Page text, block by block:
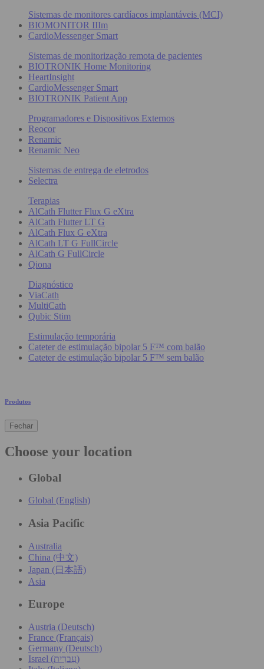
Sistemas de monitores cardíacos implantáveis (MCI)
BIOMONITOR IIIm
CardioMessenger Smart
Sistemas de monitorização remota de pacientes
BIOTRONIK Home Monitoring
HeartInsight
CardioMessenger Smart
BIOTRONIK Patient App
Programadores e Dispositivos Externos
Reocor
Renamic
Renamic Neo
Sistemas de entrega de eletrodos
Selectra
Terapias
AlCath Flutter Flux G eXtra
AlCath Flutter LT G
AlCath Flux G eXtra
AlCath LT G FullCircle
AlCath G FullCircle
Qiona
Diagnóstico
ViaCath
MultiCath
Qubic Stim
Estimulação temporária
Cateter de estimulação bipolar 5 F™ com balão
Cateter de estimulação bipolar 5 F™ sem balão
Produtos
Fechar
Choose your location
Global
Global (English)
Asia Pacific
Australia
China (中文)
Japan (日本語)
Asia
Europe
Austria (Deutsch)
France (Français)
Germany (Deutsch)
Israel (עִברִית)